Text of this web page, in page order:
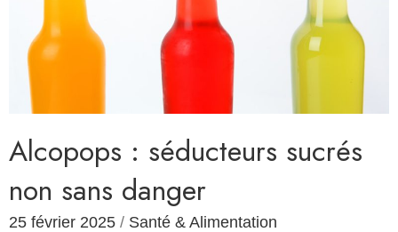
Alcopops : séducteurs sucrés
non sans danger
25 février 2025 / Santé & Alimentation